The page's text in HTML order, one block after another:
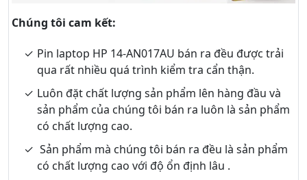
Chúng tôi cam kết:
Pin laptop HP 14-AN017AU bán ra đều được trải
qua rất nhiều quá trình kiểm tra cẩn thận.
Luôn đặt chất lượng sản phẩm lên hàng đầu và
sản phẩm của chúng tôi bán ra luôn là sản phẩm
có chất lượng cao.
Sản phẩm mà chúng tôi bán ra đều là sản phẩm
có chất lượng cao với độ ổn định lâu .